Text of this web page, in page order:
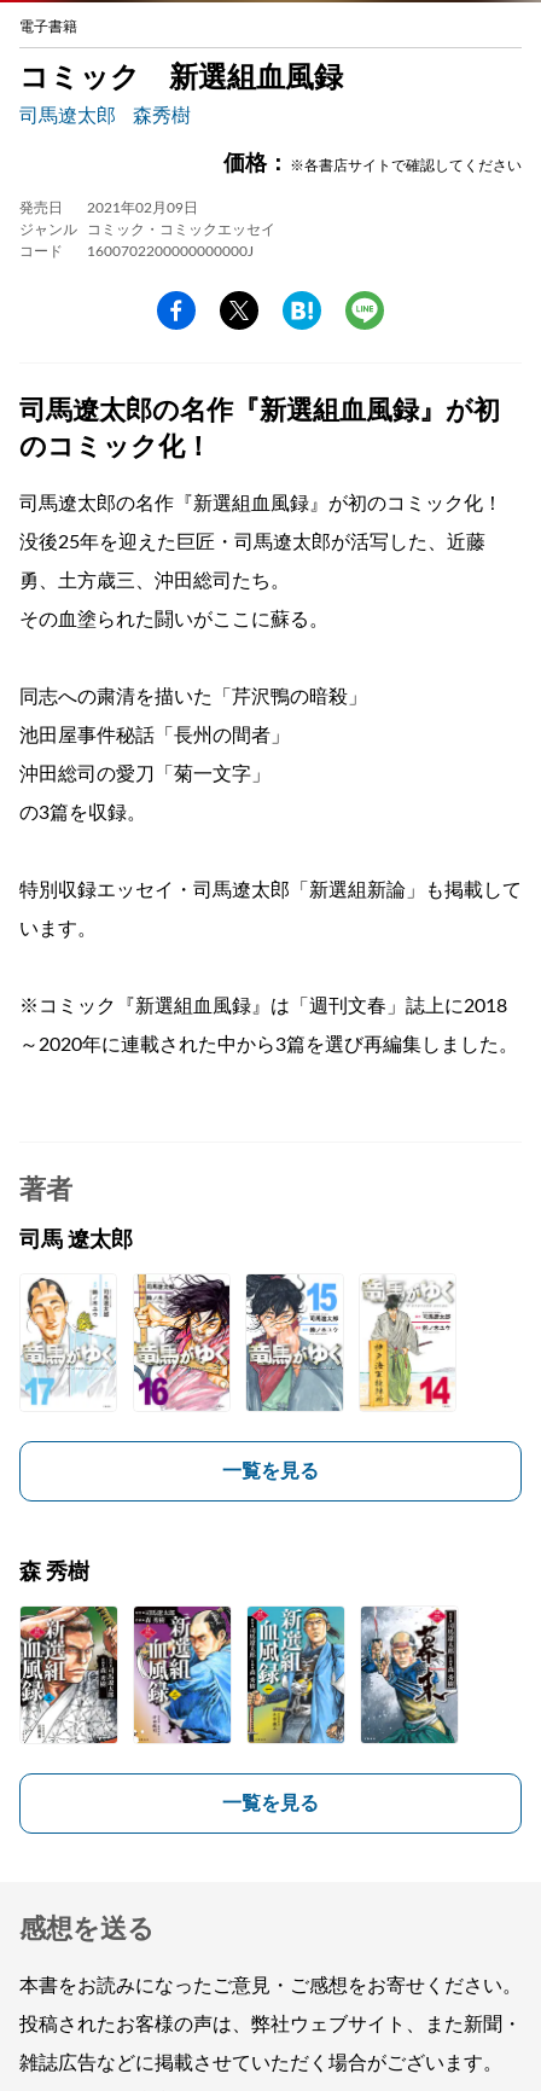
電子書籍
コミック 新選組血風録
司馬遼太郎 森秀樹
価格： ※各書店サイトで確認してください
発売日
2021年02月09日
ジャンル
コミック・コミックエッセイ
コード
1600702200000000000J
司馬遼太郎の名作『新選組血風録』が初
のコミック化！
司馬遼太郎の名作『新選組血風録』が初のコミック化！
没後25年を迎えた巨匠・司馬遼太郎が活写した、近藤
勇、土方歳三、沖田総司たち。
その血塗られた闘いがここに蘇る。
同志への粛清を描いた「芹沢鴨の暗殺」
池田屋事件秘話「長州の間者」
沖田総司の愛刀「菊一文字」
の3篇を収録。
特別収録エッセイ・司馬遼太郎「新選組新論」も掲載して
います。
※コミック『新選組血風録』は「週刊文春」誌上に2018
～2020年に連載された中から3篇を選び再編集しました。
著者
司馬 遼太郎
一覧を見る
森 秀樹
一覧を見る
感想を送る
本書をお読みになったご意見・ご感想をお寄せください。
投稿されたお客様の声は、弊社ウェブサイト、また新聞・
雑誌広告などに掲載させていただく場合がございます。